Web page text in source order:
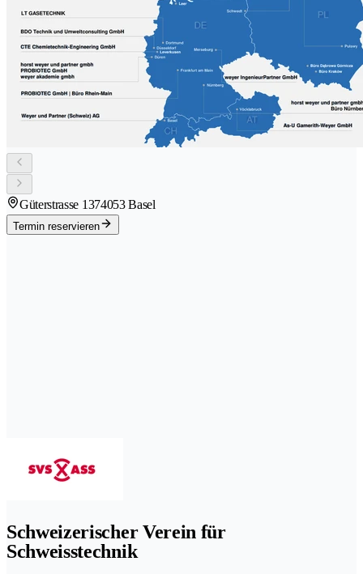
Güterstrasse 1374053 Basel
Termin reservieren
Schweizerischer Verein für
Schweisstechnik